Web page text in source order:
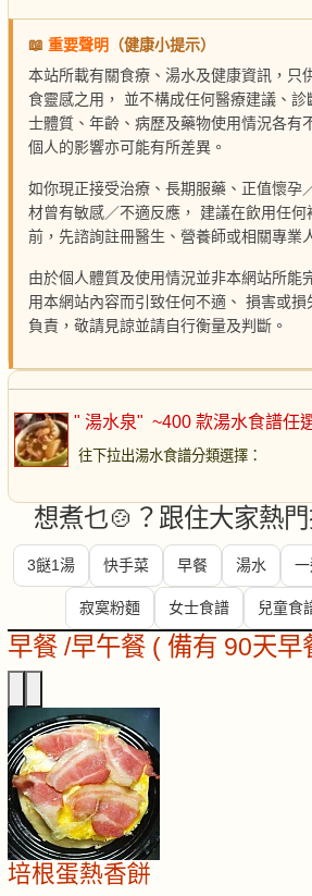
📖 重要聲明
（健康小提示）
本站所載有關食療、湯水及健康資訊，只
食靈感之用， 並不構成任何醫療建議、
士體質、年齡、病歷及藥物使用情況各有
個人的影響亦可能有所差異。
如你現正接受治療、長期服藥、正值懷孕
材曾有敏感／不適反應， 建議在飲用任
前，先諮詢註冊醫生、營養師或相關專業
由於個人體質及使用情況並非本網站所能
用本網站內容而引致任何不適、 損害或
負責，敬請見諒並請自行衡量及判斷。
" 湯水泉" ~400 款湯水食譜任
往下拉出湯水食譜分類選擇 ：
想煮乜🍲？跟住大家熱
3餸1湯 快手菜 早餐 湯水
寂寞粉麵 女士食譜 兒童食
早餐 /早午餐 ( 備有 90天早
培根蛋熱香餅